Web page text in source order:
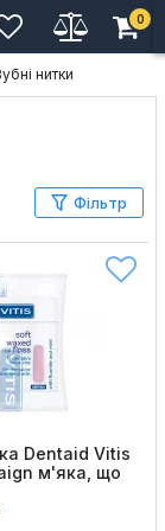
0
нитки
Фільтр
Dentaid Vitis
м'яка, що